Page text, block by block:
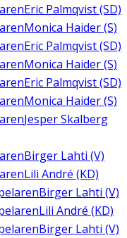
Eric Palmqvist (SD)
Monica Haider (S)
Eric Palmqvist (SD)
Monica Haider (S)
Eric Palmqvist (SD)
Monica Haider (S)
Jesper Skalberg
Birger Lahti (V)
Lili André (KD)
Birger Lahti (V)
Lili André (KD)
Birger Lahti (V)